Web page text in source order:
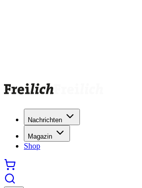
Nachrichten
Magazin
Shop